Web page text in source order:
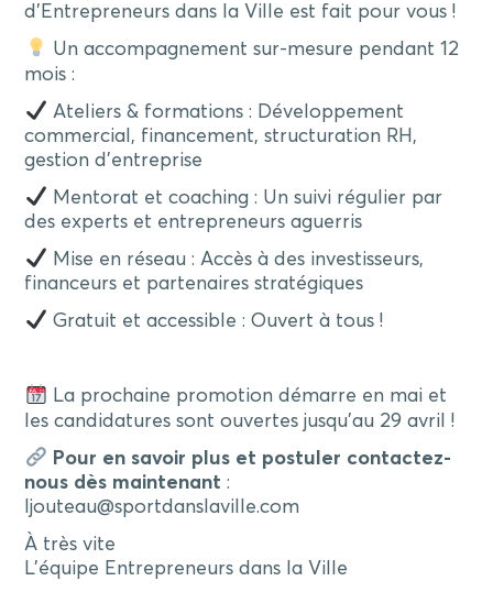
d’Entrepreneurs dans la Ville est fait pour vous !
Un accompagnement sur-mesure pendant 12
mois :
Ateliers & formations : Développement
commercial, financement, structuration RH,
gestion d’entreprise
Mentorat et coaching : Un suivi régulier par
des experts et entrepreneurs aguerris
Mise en réseau : Accès à des investisseurs,
financeurs et partenaires stratégiques
Gratuit et accessible : Ouvert à tous !
La prochaine promotion démarre en mai et
les candidatures sont ouvertes jusqu’au 29 avril !
Pour en savoir plus et postuler contactez-
nous dès maintenant :
ljouteau@sportdanslaville.com
À très vite
L’équipe Entrepreneurs dans la Ville